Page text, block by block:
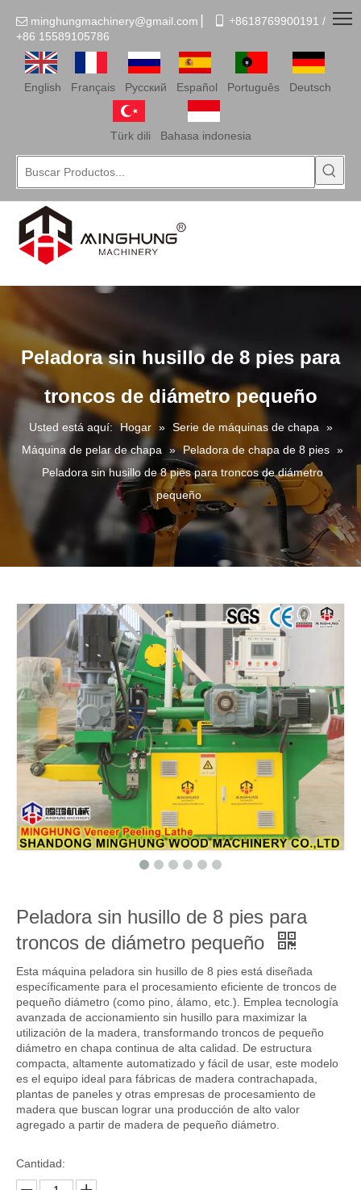
 minghungmachinery@gmail.com  +8618769900191 /
+86 15589105786
English Français Pусский Español Português Deutsch
Türk dili Bahasa indonesia
Peladora sin husillo de 8 pies para
troncos de diámetro pequeño
Usted está aquí: Hogar » Serie de máquinas de chapa
»
Máquina de pelar de chapa
» Peladora de chapa de 8 pies »
Peladora sin husillo de 8 pies para troncos de diámetro
pequeño
Peladora sin husillo de 8 pies para
troncos de diámetro pequeño
Esta máquina peladora sin husillo de 8 pies está diseñada
específicamente para el procesamiento eficiente de troncos de
pequeño diámetro (como pino, álamo, etc.). Emplea tecnología
avanzada de accionamiento sin husillo para maximizar la
utilización de la madera, transformando troncos de pequeño
diámetro en chapa continua de alta calidad. De estructura
compacta, altamente automatizado y fácil de usar, este modelo
es el equipo ideal para fábricas de madera contrachapada,
plantas de paneles y otras empresas de procesamiento de
madera que buscan lograr una producción de alto valor
agregado a partir de madera de pequeño diámetro.
Cantidad: